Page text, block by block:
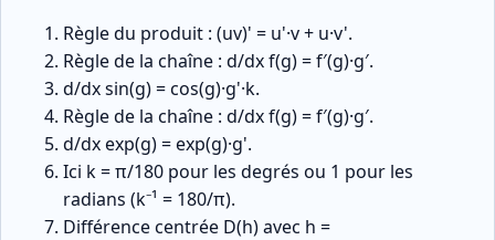
Règle du produit : (uv)' = u'·v + u·v'.
Règle de la chaîne : d/dx f(g) = f′(g)·g′.
d/dx sin(g) = cos(g)·g'·k.
Règle de la chaîne : d/dx f(g) = f′(g)·g′.
d/dx exp(g) = exp(g)·g'.
Ici k = π/180 pour les degrés ou 1 pour les
radians (k⁻¹ = 180/π).
Différence centrée D(h) avec h =